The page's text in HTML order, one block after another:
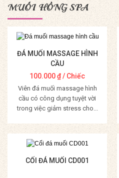
MUỐI HỒNG SPA
ĐÁ MUỐI MASSAGE HÌNH
CẦU
100.000₫/ Chiếc
Viên đá muối massage hình
cầu có công dụng tuyệt vời
trong việc giảm stress cho...
Mua Hàng
CỐI ĐÁ MUỐI CD001